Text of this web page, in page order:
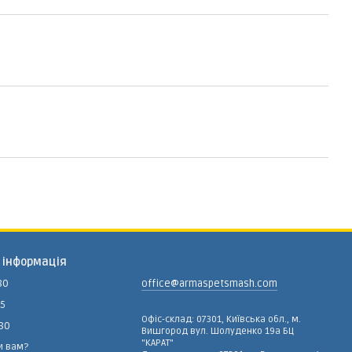
вам?
office@armaspetsmash.com
Офіс-склад: 07301, Київська обл., м.
Вишгород вул. Шолуденко 19а БЦ
"КАРАТ"